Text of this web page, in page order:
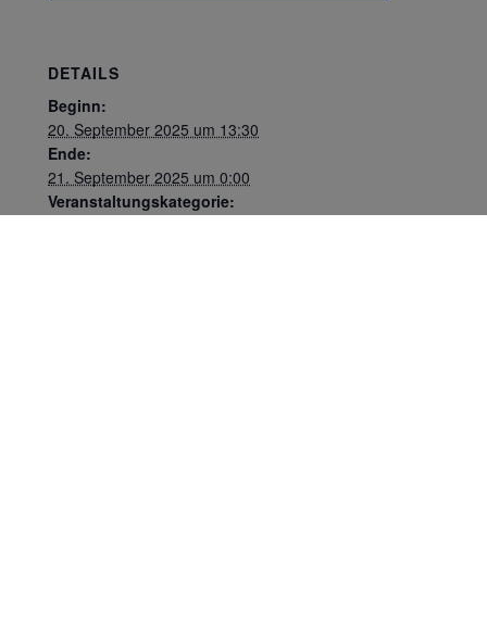
DETAILS
Beginn:
20. September 2025 um 13:30
Ende:
21. September 2025 um 0:00
Veranstaltungskategorie: